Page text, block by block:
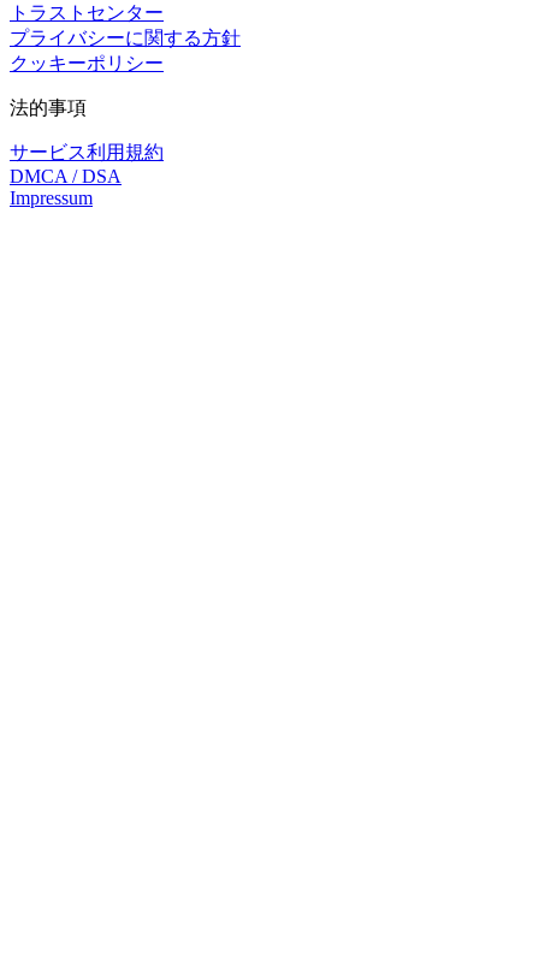
トラストセンター
プライバシーに関する方針
クッキーポリシー
法的事項
サービス利用規約
DMCA / DSA
Impressum